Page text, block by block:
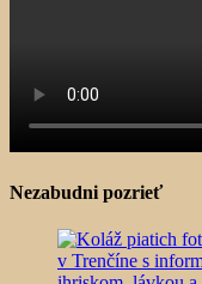
Nezabudni pozrieť